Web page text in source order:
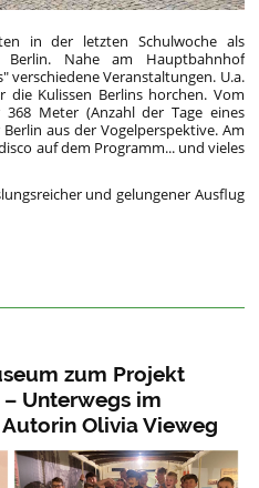
in der letzten Schulwoche als
Berlin. Nahe am Hauptbahnhof
Veranstaltungen. U.a.
Kulissen Berlins horchen. Vom
Meter (Anzahl der Tage eines
aus der Vogelperspektive. Am
auf dem Programm... und vieles
und gelungener Ausflug
zum Projekt
– Unterwegs im
Olivia Vieweg